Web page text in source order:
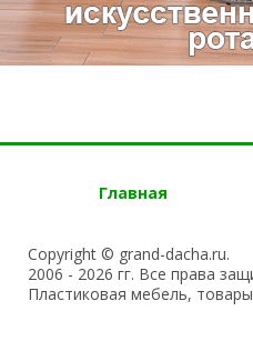
Главная
Copyright © grand-dacha.ru.
2006 - 2026 гг. Все права
Пластиковая мебель,